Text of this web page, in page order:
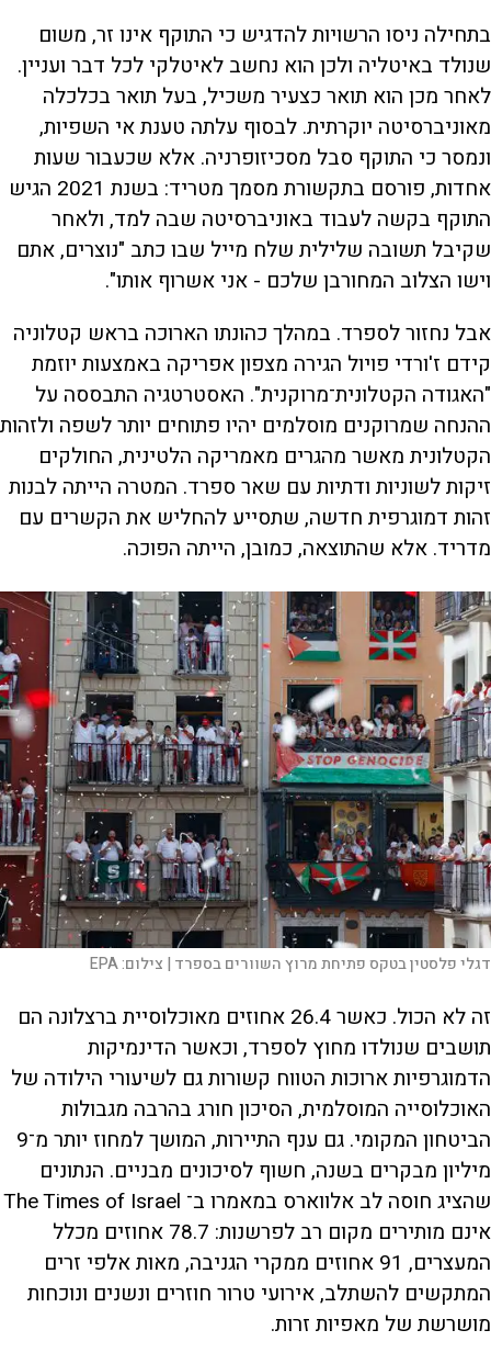
בתחילה ניסו הרשויות להדגיש כי התוקף אינו זר, משום
שנולד באיטליה ולכן הוא נחשב לאיטלקי לכל דבר ועניין.
לאחר מכן הוא תואר כצעיר משכיל, בעל תואר בכלכלה
מאוניברסיטה יוקרתית. לבסוף עלתה טענת אי השפיות,
ונמסר כי התוקף סבל מסכיזופרניה. אלא שכעבור שעות
אחדות, פורסם בתקשורת מסמך מטריד: בשנת 2021 הגיש
התוקף בקשה לעבוד באוניברסיטה שבה למד, ולאחר
שקיבל תשובה שלילית שלח מייל שבו כתב "נוצרים, אתם
וישו הצלוב המחורבן שלכם - אני אשרוף אותו".
אבל נחזור לספרד. במהלך כהונתו הארוכה בראש קטלוניה
קידם ז'ורדי פויול הגירה מצפון אפריקה באמצעות יוזמת
"האגודה הקטלונית־מרוקנית". האסטרטגיה התבססה על
ההנחה שמרוקנים מוסלמים יהיו פתוחים יותר לשפה ולזהות
הקטלונית מאשר מהגרים מאמריקה הלטינית, החולקים
זיקות לשוניות ודתיות עם שאר ספרד. המטרה הייתה לבנות
זהות דמוגרפית חדשה, שתסייע להחליש את הקשרים עם
מדריד. אלא שהתוצאה, כמובן, הייתה הפוכה.
דגלי פלסטין בטקס פתיחת מרוץ השוורים בספרד | צילום:EPA
זה לא הכול. כאשר 26.4 אחוזים מאוכלוסיית ברצלונה הם
תושבים שנולדו מחוץ לספרד, וכאשר הדינמיקות
הדמוגרפיות ארוכות הטווח קשורות גם לשיעורי הילודה של
האוכלוסייה המוסלמית, הסיכון חורג בהרבה מגבולות
הביטחון המקומי. גם ענף התיירות, המושך למחוז יותר מ־9
מיליון מבקרים בשנה, חשוף לסיכונים מבניים. הנתונים
שהציג חוסה לב אלווארס במאמרו ב־ The Times of Israel
אינם מותירים מקום רב לפרשנות: 78.7 אחוזים מכלל
המעצרים, 91 אחוזים ממקרי הגניבה, מאות אלפי זרים
המתקשים להשתלב, אירועי טרור חוזרים ונשנים ונוכחות
מושרשת של מאפיות זרות.